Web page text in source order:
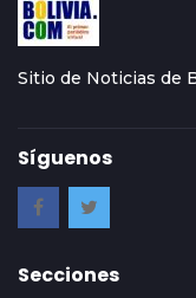
Sitio de Noticias de
Síguenos
Secciones